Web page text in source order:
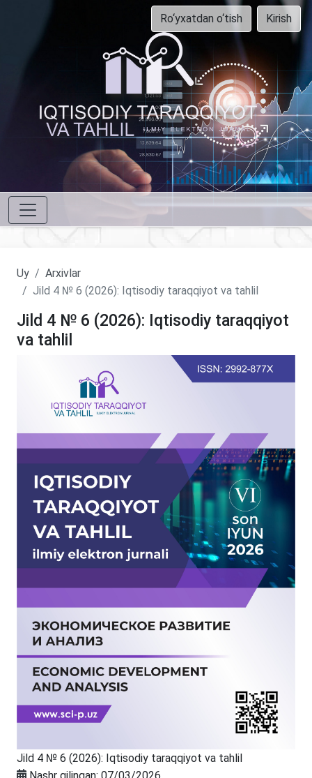
Ro‘yxatdan o‘tish Kirish
Uy
Arxivlar
Jild 4 № 6 (2026): Iqtisodiy taraqqiyot va tahlil
Jild 4 № 6 (2026): Iqtisodiy taraqqiyot
va tahlil
Jild 4 № 6 (2026): Iqtisodiy taraqqiyot va tahlil